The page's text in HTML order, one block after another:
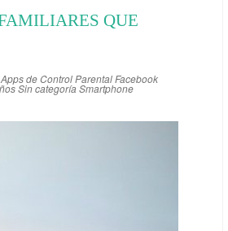
QUE
Apps de Control ParentalFacebook
Sin categoría Smartphone